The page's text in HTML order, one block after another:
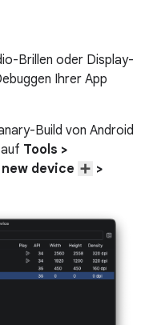
Brillen oder Display-
Ihrer App
Build von Android
Tools >
device
>